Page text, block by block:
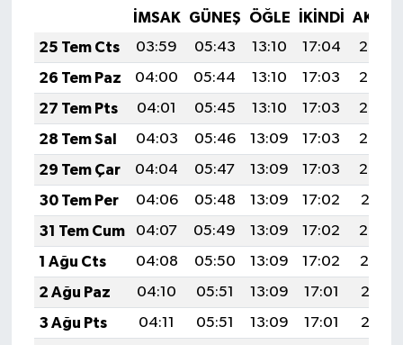
İMSAK GÜNEŞ ÖĞLE İKINDI
25 Tem Cts
03:59 05:43 13:10 17:04
20:26
26 Tem Paz
04:00 05:44 13:10 17:03
20:25
27 Tem Pts
04:01 05:45 13:10 17:03
20:24
28 Tem Sal
04:03 05:46 13:09 17:03
20:23
29 Tem Çar
04:04 05:47 13:09 17:03
20:22
30 Tem Per
04:06 05:48 13:09 17:02
20:21
31 Tem Cum
04:07 05:49 13:09 17:02
20:20
1 Ağu Cts
04:08 05:50 13:09 17:02
20:19
2 Ağu Paz
04:10 05:51 13:09 17:01
20:18
3 Ağu Pts
04:11 05:51 13:09 17:01
20:17